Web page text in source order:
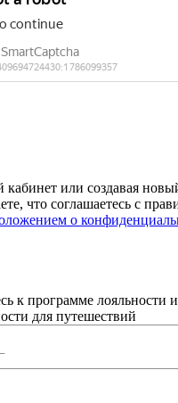
или создавая
что соглашаетесь с
о
к программе лояльности
для путешествий